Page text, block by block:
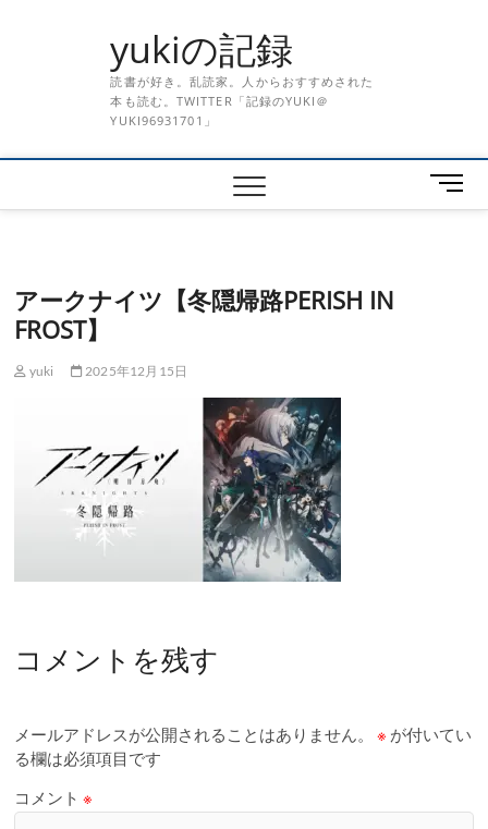
yukiの記録
読書が好き。乱読家。人からおすすめされた
本も読む。TWITTER「記録のYUKI＠
YUKI96931701」
メ
ニ
アークナイツ【冬隠帰路PERISH IN
FROST】
yuki 2025年12月15日
コメントを残す
メールアドレスが公開されることはありません。 ※ が付いてい
る欄は必須項目です
コメント※